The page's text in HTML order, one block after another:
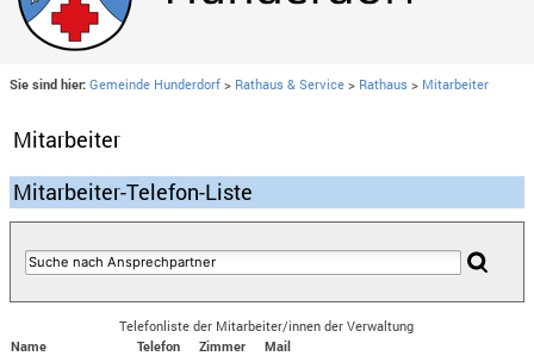
Sie sind hier: Gemeinde Hunderdorf > Rathaus & Service > Rathaus > Mitarbeiter
Mitarbeiter
Mitarbeiter-Telefon-Liste
Telefonliste der Mitarbeiter/innen der Verwaltung
Name
Telefon Zimmer
Mail